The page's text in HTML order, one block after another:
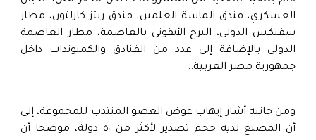
العسكري، فندق الماسة العلمين، فندق ريتز كارلتون، مطار
سفنكس الدولي، البرج الأيقوني بالعاصمة، مطار العاصمة
الدولي بالإضافة إلى عدد من الفنادق والكمبوندات داخل
جمهورية مصر العربية..
ومن جانبه أشار إيهاب عوض العضو المنتدب للمجموعة، إلى
أن المصنع لديه حجم تصدير لأكثر من ٥٠ دولة، موضحا أن